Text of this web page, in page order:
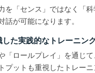
を「センス」ではなく「
が可能になります。
た実践的なトレーニン
「ロールプレイ」を通じ
プットも重視したトレーニ